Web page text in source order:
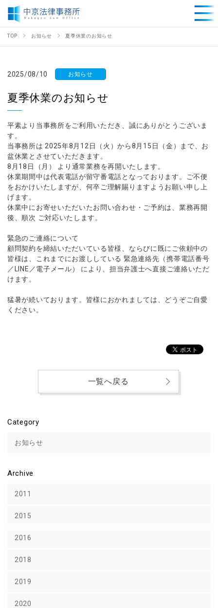
TOP お知らせ 夏季休業のお知らせ
2025/08/10 お知らせ
夏季休業のお知らせ
平素より当事務所をご利用いただき、誠にありがとうございま
す。
当事務所は 2025年8月12日（火）から8月15日（金）まで 、お
盆休業とさせていただきます。
8月18日（月）
より通常業務を再開いたします。
休業期間中は代表電話が留守番電話となっております。ご不便
をおかけいたしますが、何卒ご理解賜りますようお願い申し上
げます。
休業中にお寄せいただいたお問い合わせ・ご予約は、 業務再開
後、順次 ご対応いたします。
緊急のご連絡について
顧問契約を締結いただいている皆様、ならびに既にご依頼中の
皆様は、これまでにお渡ししている 緊急連絡先（携帯電話番号
／LINE／電子メール）
により、担当弁護士へ直接ご連絡いただ
けます。
猛暑が続いております。皆様におかれましては、どうぞご自愛
ください。
一覧へ戻る
Category
お知らせ
Archive
2011
2015
2016
2018
2019
2020